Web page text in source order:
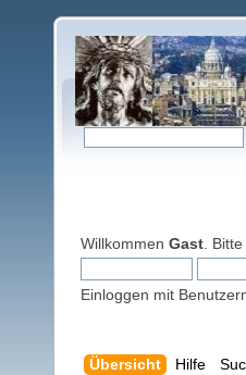
Willkommen Gast . Bitte
Einloggen mit
Übersicht Hilfe